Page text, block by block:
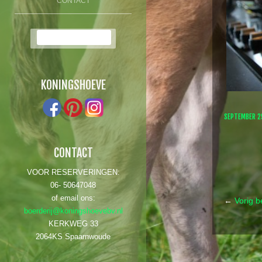
KONINGSHOEVE
CONTACT
VOOR RESERVERINGEN:
06- 50647048
of email ons:
boerderij@koningshoevebv.nl
KERKWEG 33
2064KS Spaarnwoude
SEPTEMBER
←Vorig